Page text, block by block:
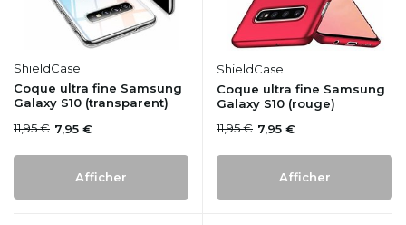
ShieldCase
Coque ultra fine Samsung
Galaxy S10 (transparent)
11,95 € 7,95 €
Afficher
ShieldCase
Coque ultra fine Samsung
Galaxy S10 (rouge)
11,95 € 7,95 €
Afficher